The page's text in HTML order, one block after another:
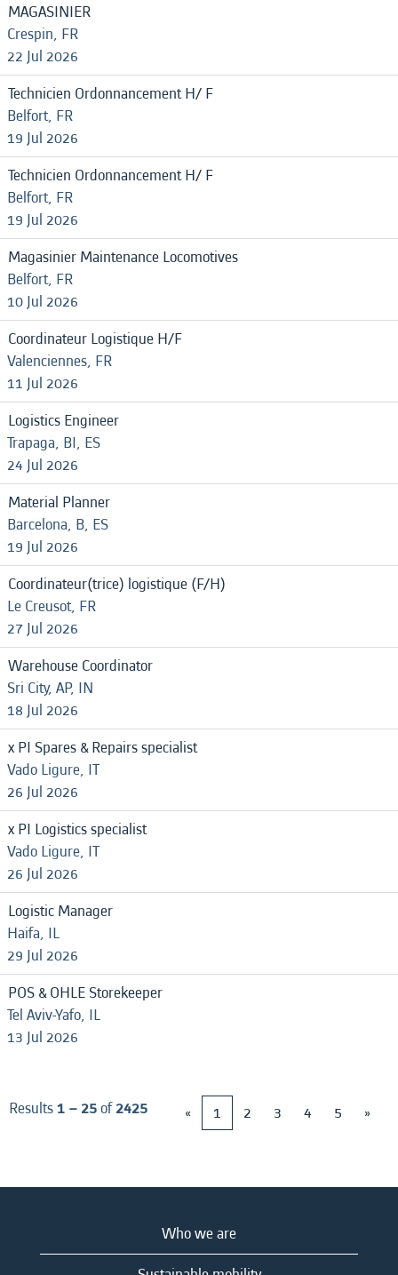
MAGASINIER
Crespin, FR
22 Jul 2026
Technicien Ordonnancement H/ F
Belfort, FR
19 Jul 2026
Technicien Ordonnancement H/ F
Belfort, FR
19 Jul 2026
Magasinier Maintenance Locomotives
Belfort, FR
10 Jul 2026
Coordinateur Logistique H/F
Valenciennes, FR
11 Jul 2026
Logistics Engineer
Trapaga, BI, ES
24 Jul 2026
Material Planner
Barcelona, B, ES
19 Jul 2026
Coordinateur(trice) logistique (F/H)
Le Creusot, FR
27 Jul 2026
Warehouse Coordinator
Sri City, AP, IN
18 Jul 2026
x PI Spares & Repairs specialist
Vado Ligure, IT
26 Jul 2026
x PI Logistics specialist
Vado Ligure, IT
26 Jul 2026
Logistic Manager
Haifa, IL
29 Jul 2026
POS & OHLE Storekeeper
Tel Aviv-Yafo, IL
13 Jul 2026
Results1 – 25of2425 « 1 2 3 4 5 »
Who we are